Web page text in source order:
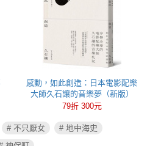
感動，如此創造：日本電影配樂
大師久石讓的音樂夢（新版）
79折 300元
# 不只厭女
# 地中海史